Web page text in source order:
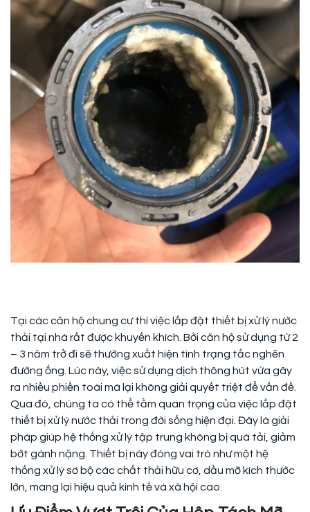
Tại các căn hộ chung cư thì việc lắp đặt thiết bị xử lý nước
thải tại nhà rất được khuyến khích. Bởi căn hộ sử dụng từ 2
– 3 năm trở đi sẽ thường xuất hiện tình trạng tắc nghẽn
đường ống. Lúc này, việc sử dụng dịch thông hút vừa gây
ra nhiều phiền toái mà lại không giải quyết triệt để vấn đề.
Qua đó, chúng ta có thể tầm quan trọng của việc lắp đặt
thiết bị xử lý nước thải trong đời sống hiện đại. Đây là giải
pháp giúp hệ thống xử lý tập trung không bị quá tải, giảm
bớt gánh nặng. Thiết bị này đóng vai trò như một hệ
thống xử lý sơ bộ các chất thải hữu cơ, dầu mỡ kích thước
lớn, mang lại hiệu quả kinh tế và xã hội cao.